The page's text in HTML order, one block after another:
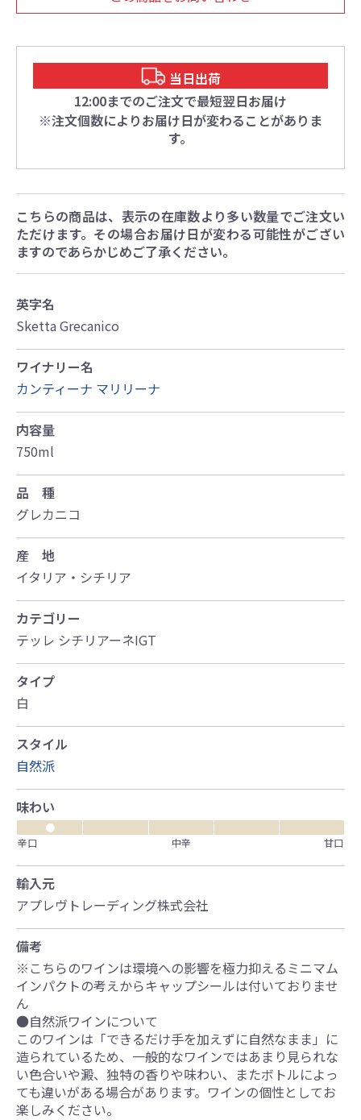
当日出荷
12:00までのご注文で最短翌日お届け
※注文個数によりお届け日が変わることがありま
す。
こちらの商品は、表示の在庫数より多い数量でご注文い
ただけます。その場合お届け日が変わる可能性がござい
ますのであらかじめご了承ください。
英字名
Sketta Grecanico
ワイナリー名
カンティーナ マリリーナ
内容量
750ml
品 種
グレカニコ
産 地
イタリア・シチリア
カテゴリー
テッレ シチリアーネIGT
タイプ
白
スタイル
自然派
味わい
●
辛口
中辛 甘口
輸入元
アプレヴトレーディング株式会社
備考
※こちらのワインは環境への影響を極力抑えるミニマム
インパクトの考えからキャップシールは付いておりませ
ん
●自然派ワインについて
このワインは「できるだけ手を加えずに自然なまま」に
造られているため、一般的なワインではあまり見られな
い色合いや澱、独特の香りや味わい、またボトルによっ
ても違いがある場合があります。ワインの個性としてお
楽しみください。